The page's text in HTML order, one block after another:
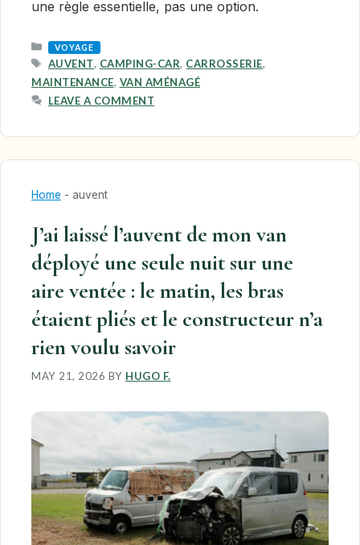
une règle essentielle, pas une option.
CATEGORIES
VOYAGE
TAGS
AUVENT, CAMPING-CAR, CARROSSERIE,
MAINTENANCE, VAN AMÉNAGÉ
LEAVE A COMMENT
Home - auvent
J’ai laissé l’auvent de mon van
déployé une seule nuit sur une
aire ventée : le matin, les bras
étaient pliés et le constructeur n’a
rien voulu savoir
MAY 21, 2026 BY HUGO F.